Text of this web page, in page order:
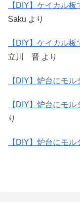
【DIY】ケイカル
Saku より
【DIY】ケイカル
立川 晋 より
【DIY】炉台にモ
【DIY】炉台にモ
り
【DIY】炉台にモ